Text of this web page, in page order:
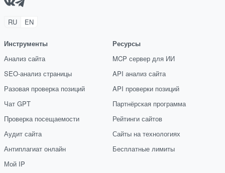
RU EN
Инструменты
Анализ сайта
SEO-анализ страницы
Разовая проверка позиций
Чат GPT
Проверка посещаемости
Аудит сайта
Антиплагиат онлайн
Мой IP
Ресурсы
MCP сервер для ИИ
API анализ сайта
API проверки позиций
Партнёрская программа
Рейтинги сайтов
Сайты на технологиях
Бесплатные лимиты